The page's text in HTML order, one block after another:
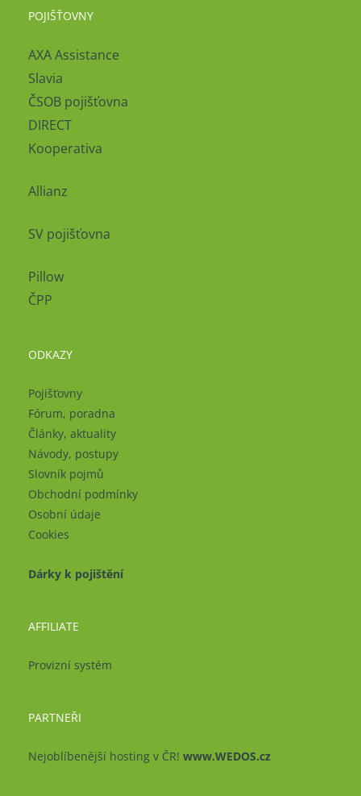
POJIŠŤOVNY
AXA Assistance
Slavia
ČSOB pojišťovna
DIRECT
Kooperativa
Allianz
SV pojišťovna
Pillow
ČPP
ODKAZY
Pojišťovny
Fórum, poradna
Články, aktuality
Návody, postupy
Slovník pojmů
Obchodní podmínky
Osobní údaje
Cookies
Dárky k pojištění
AFFILIATE
Provizní systém
PARTNEŘI
Nejoblíbenější hosting v ČR! www.WEDOS.cz